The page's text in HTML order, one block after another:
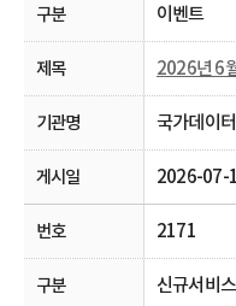
이벤트
국가데이
2026-07-
2171
신규서비